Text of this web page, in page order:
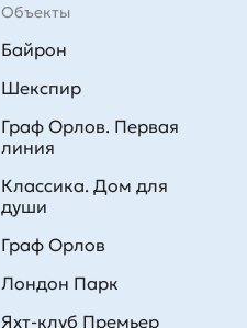
Объекты
Байрон
Шекспир
Граф Орлов. Первая
линия
Классика. Дом для
души
Граф Орлов
Лондон Парк
Яхт-клуб Премьер